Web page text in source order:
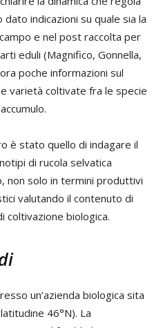
dato indicazioni su quale sia la
e nel post raccolta per
eduli (Magnifico, Gonnella,
poche informazioni sul
varietà coltivate fra le specie
è stato quello di indagare il
di rucola selvatica
non solo in termini produttivi
valutando il contenuto di
coltivazione biologica.
un’azienda biologica sita
46°N). La